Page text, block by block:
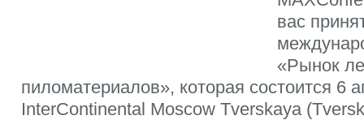
вас
«Рынок
пиломатериалов», которая состоится 6
InterContinental Moscow Tverskaya